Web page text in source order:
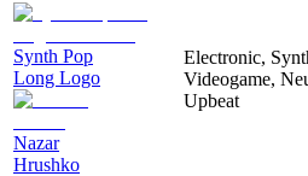
Synth Pop
Long Logo
Nazar
Hrushko
Electronic,
Videogame,
Upbeat